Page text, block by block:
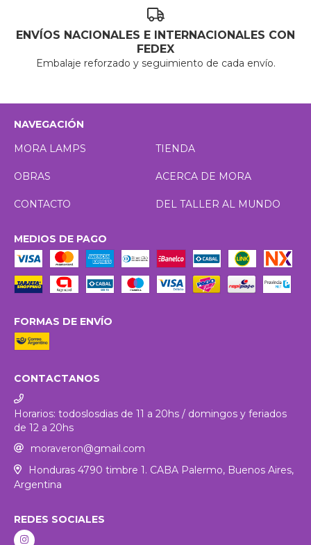
ENVÍOS NACIONALES E INTERNACIONALES CON
FEDEX
Embalaje reforzado y seguimiento de cada envío.
NAVEGACIÓN
MORA LAMPS
TIENDA
OBRAS ACERCA DE MORA
CONTACTO DEL TALLER AL MUNDO
MEDIOS DE PAGO
FORMAS DE ENVÍO
CONTACTANOS
Horarios: todoslosdias de 11 a 20hs / domingos y feriados
de 12 a 20hs
moraveron@gmail.com
Honduras 4790 timbre 1. CABA Palermo, Buenos Aires,
Argentina
REDES SOCIALES